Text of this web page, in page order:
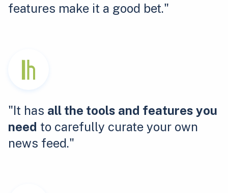
features make it a good bet."
"It has all the tools and features you
need to carefully curate your own
news feed."